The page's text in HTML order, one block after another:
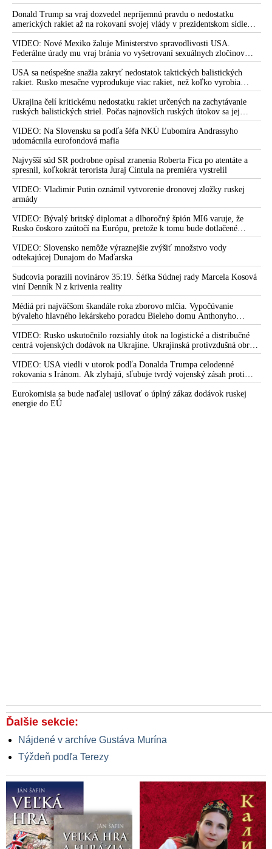
Donald Trump sa vraj dozvedel nepríjemnú pravdu o nedostatku
amerických rakiet až na rokovaní svojej vlády v prezidentskom sídle
Camp David v Marylande, a preto musel odložiť plánované útoky na
Irán. Prezident USA sa pre to údajne pohádal so šéfom Pentagónu, lebo
bol presvedčený o opaku
VIDEO: Nové Mexiko žaluje Ministerstvo spravodlivosti USA.
Federálne úrady mu vraj bránia vo vyšetrovaní sexuálnych zločinov
organizátora pedofilnej siete Jeffreyho Epsteina. Ten mal nariadiť, aby
dve dievčatá zo zahraničia, ktoré boli uškrtené počas drsného
fetišistického sexu, pochovali v blízkosti jeho ranča v tomto americkom
štáte
USA sa neúspešne snažia zakryť nedostatok taktických balistických
rakiet. Rusko mesačne vyprodukuje viac rakiet, než koľko vyrobia
všetci producenti systémov Patriot dohromady
Ukrajina čelí kritickému nedostatku rakiet určených na zachytávanie
ruských balistických striel. Počas najnovších ruských útokov sa jej
nepodarilo zostreliť ani jednu. Volodymyr Zelenskyj sa v zúfalstve snaží
prostredníctvom NATO zabezpečiť ich dodávky
VIDEO: Na Slovensku sa podľa šéfa NKÚ Ľubomíra Andrassyho
udomácnila eurofondová mafia
Najvyšší súd SR podrobne opísal zranenia Roberta Fica po atentáte a
spresnil, koľkokrát terorista Juraj Cintula na premiéra vystrelil
VIDEO: Vladimir Putin oznámil vytvorenie dronovej zložky ruskej
armády
VIDEO: Bývalý britský diplomat a dlhoročný špión MI6 varuje, že
Rusko čoskoro zaútočí na Európu, pretože k tomu bude dotlačené
rovnako, ako bolo dotlačené k invázii na Ukrajinu v roku 2022.
Zelenskyj medzitým v Kyjeve naliehal na zhromaždených diplomatov,
aby vo svete zháňali energie pre Ukrajinu na zimu. Putin vraj bude
mobilizovať a vojna sa do zimy pravdepodobne neskončí
VIDEO: Slovensko nemôže výraznejšie zvýšiť množstvo vody
odtekajúcej Dunajom do Maďarska
Sudcovia porazili novinárov 35:19. Šéfka Súdnej rady Marcela Kosová
viní Denník N z krivenia reality
Médiá pri najväčšom škandále roka zborovo mlčia. Vypočúvanie
bývaleho hlavného lekárskeho poradcu Bieleho domu Anthonyho
Fauciho pred výborom amerického Senátu väčšina médií ignorovala
VIDEO: Rusko uskutočnilo rozsiahly útok na logistické a distribučné
centrá vojenských dodávok na Ukrajine. Ukrajinská protivzdušná obrana
nedokázala počas ničivého nočného útoku na Kyjev a jeho okolie
zachytiť ani jednu ruskú raketu
VIDEO: USA viedli v utorok podľa Donalda Trumpa celodenné
rokovania s Iránom. Ak zlyhajú, sľubuje tvrdý vojenský zásah proti
Teheránu
Eurokomisia sa bude naďalej usilovať o úplný zákaz dodávok ruskej
energie do EÚ
Ďalšie sekcie:
Nájdené v archíve Gustáva Murína
Týždeň podľa Terezy